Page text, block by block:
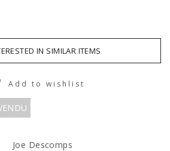
IN SIMILAR ITEMS
Add to wishlist
Joe Descomps